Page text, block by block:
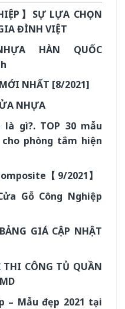
】SỰ LỰA CHỌN
ĐÌNH VIỆT
HÀN QUỐC
NHẤT [8/2021]
NHỰA
gì?. TOP 30 mẫu
phòng tắm hiện
【 9/2021】
Gỗ Công Nghiệp
GIÁ CẬP NHẬT
CÔNG TỦ QUẦN
– Mẫu đẹp 2021 tại